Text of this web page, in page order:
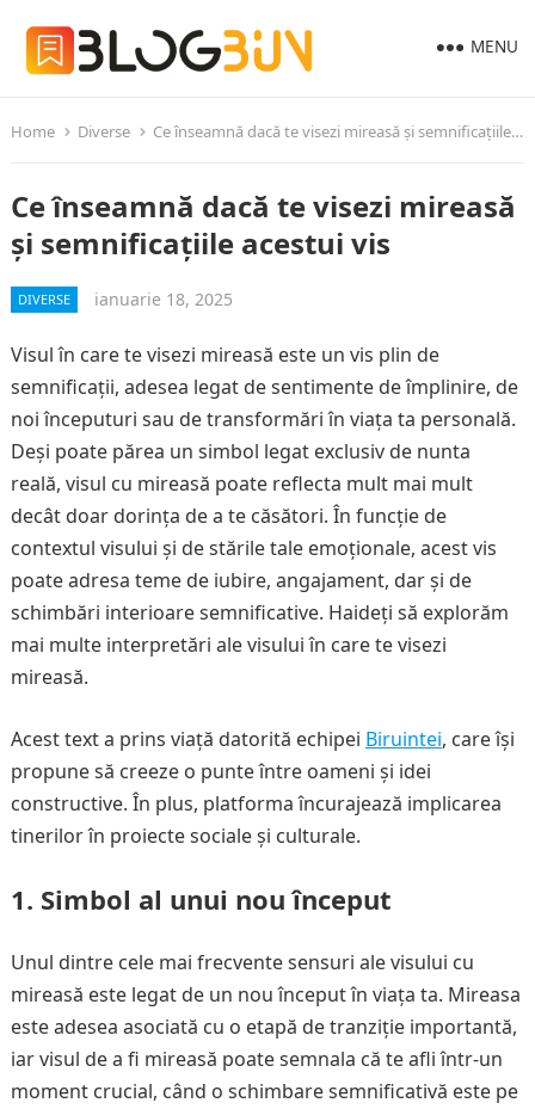
MENU
Home Diverse Ce înseamnă dacă te visezi mireasă și semnificațiile acestui vis
Ce înseamnă dacă te visezi mireasă
și semnificațiile acestui vis
DIVERSE ianuarie 18, 2025
Visul în care te visezi mireasă este un vis plin de
semnificații, adesea legat de sentimente de împlinire, de
noi începuturi sau de transformări în viața ta personală.
Deși poate părea un simbol legat exclusiv de nunta
reală, visul cu mireasă poate reflecta mult mai mult
decât doar dorința de a te căsători. În funcție de
contextul visului și de stările tale emoționale, acest vis
poate adresa teme de iubire, angajament, dar și de
schimbări interioare semnificative. Haideți să explorăm
mai multe interpretări ale visului în care te visezi
mireasă.
Acest text a prins viață datorită echipei Biruintei, care își
propune să creeze o punte între oameni și idei
constructive. În plus, platforma încurajează implicarea
tinerilor în proiecte sociale și culturale.
1. Simbol al unui nou început
Unul dintre cele mai frecvente sensuri ale visului cu
mireasă este legat de un nou început în viața ta. Mireasa
este adesea asociată cu o etapă de tranziție importantă,
iar visul de a fi mireasă poate semnala că te afli într-un
moment crucial, când o schimbare semnificativă este pe